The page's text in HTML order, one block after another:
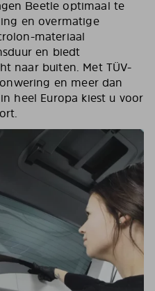
Beetle optimaal te
en overmatige
materiaal
en biedt
naar buiten. Met TÜV-
en meer dan
heel Europa kiest u voor